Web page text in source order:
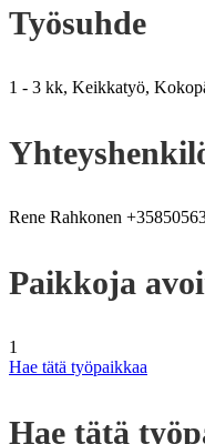
Työsuhde
1 - 3 kk, Keikkatyö,
Rene Rahkonen
Paikkoja
1
Hae tätä työpaikkaa
Hae tätä